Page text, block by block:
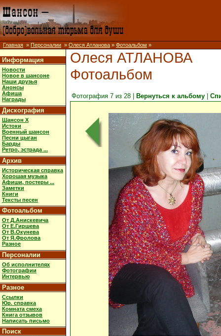
Главная » Персоналии » Олеся Атланова » Фотоальбом »
Информация
Новости
Новое в шансоне
Наши друзья
Анонсы
Афиша
Награды
Дискография
Шансон X
Истоки
Военный шансон
Песни цыган
Барды
Ретро, эстрада ...
Архив
Историческая справка
Хорошая музыка
Афиши, постеры ...
Заметки
Книги
Тексты песен
Фотоальбом
От Д.Анискевича
От Е.Гиршева
От В.Окунева
От Я.Фролова
Разное
Персоналии
Об исполнителях
Фотографии
Интервью
Разное
Ссылки
Юр. справка
Комната смеха
Книга отзывов
Написать письмо
Поиск
Олеся АТЛАНОВА
Фотоальбом
Фотография 7 из 28 | Вернуться к альбому